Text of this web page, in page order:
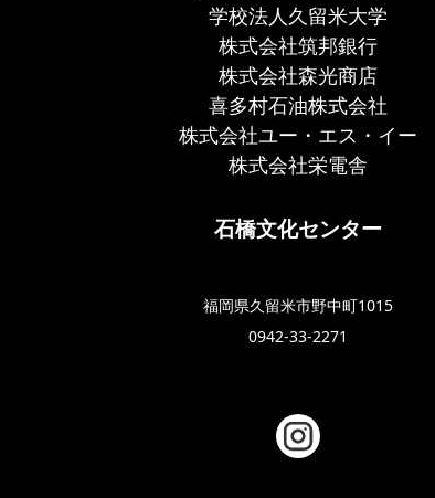
学校法人久留米大学
株式会社筑邦銀行
株式会社森光商店
喜多村石油株式会社
株式会社ユー・エス・イー
株式会社栄電舎
石橋文化センター
福岡県久留米市野中町1015
0942-33-2271